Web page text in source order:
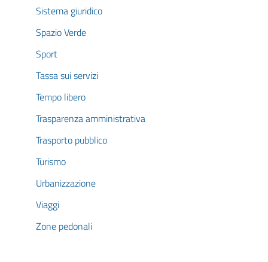
Sistema giuridico
Spazio Verde
Sport
Tassa sui servizi
Tempo libero
Trasparenza amministrativa
Trasporto pubblico
Turismo
Urbanizzazione
Viaggi
Zone pedonali